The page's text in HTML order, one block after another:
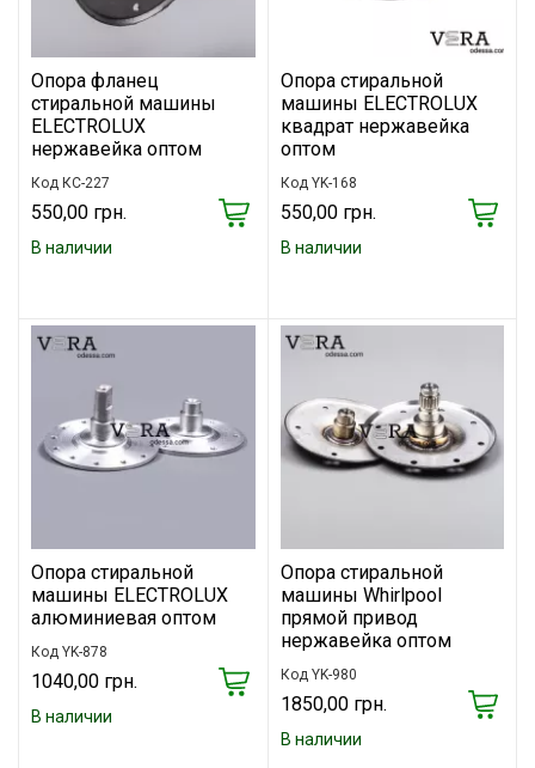
Опора фланец
стиральной машины
ELECTROLUX
нержавейка оптом
Код КС-227
550,00 грн.
В наличии
Опора стиральной
машины ELECTROLUX
квадрат нержавейка
оптом
Код YK-168
550,00 грн.
В наличии
Опора стиральной
машины ELECTROLUX
алюминиевая оптом
Код YK-878
1040,00 грн.
В наличии
Опора стиральной
машины Whirlpool
прямой привод
нержавейка оптом
Код YK-980
1850,00 грн.
В наличии